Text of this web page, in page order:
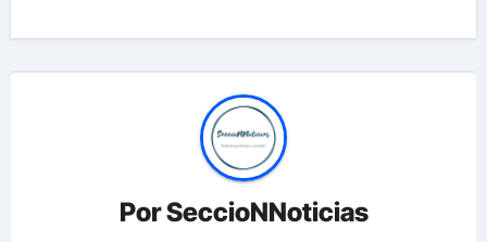
PorSeccioNNoticias